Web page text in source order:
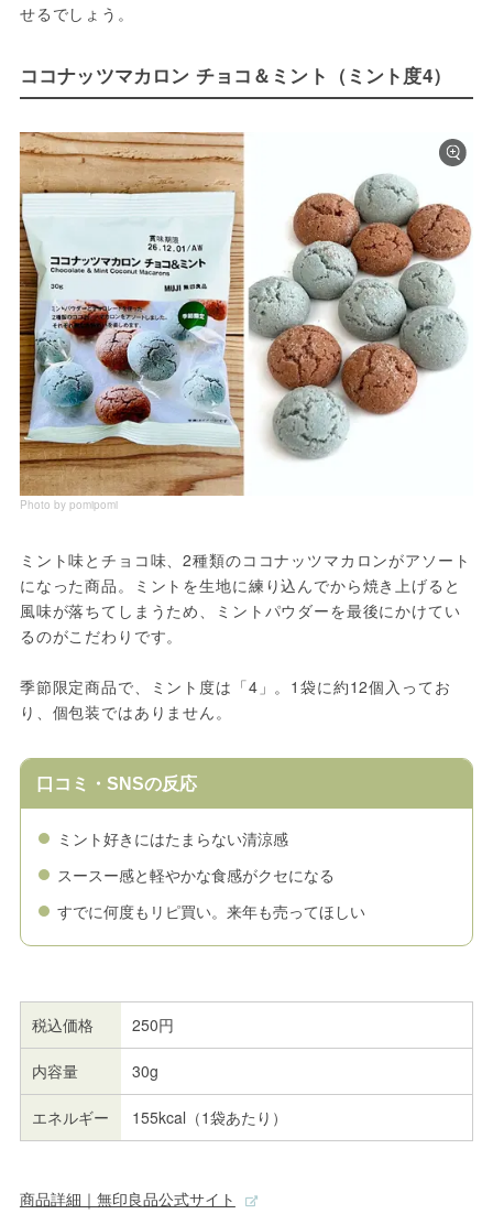
せるでしょう。
ココナッツマカロン チョコ＆ミント（ミント度4）
Photo by pomipomi
ミント味とチョコ味、2種類のココナッツマカロンがアソート
になった商品。ミントを生地に練り込んでから焼き上げると
風味が落ちてしまうため、ミントパウダーを最後にかけてい
るのがこだわりです。
季節限定商品で、ミント度は「4」。1袋に約12個入ってお
り、個包装ではありません。
口コミ・SNSの反応
ミント好きにはたまらない清涼感
スースー感と軽やかな食感がクセになる
すでに何度もリピ買い。来年も売ってほしい
税込価格 250円
内容量 30g
エネルギー 155kcal（1袋あたり）
商品詳細｜無印良品公式サイト